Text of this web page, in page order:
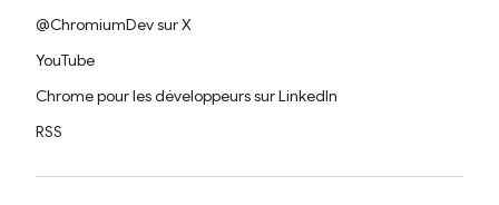
@ChromiumDev sur X
YouTube
Chrome pour les développeurs sur LinkedIn
RSS